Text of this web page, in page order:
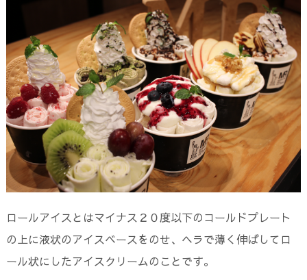
ロールアイスとはマイナス２０度以下のコールドプレート
の上に液状のアイスベースをのせ、ヘラで薄く伸ばしてロ
ール状にしたアイスクリームのことです。